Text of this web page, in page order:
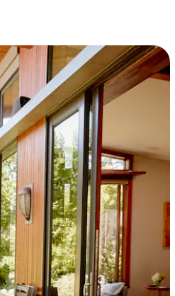
検索結果を確認することができます。